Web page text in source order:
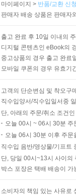
마이페이지 > 반품/교환 신
판매자 배송 상품은 판매자
출고 완료 후 10일 이내의
디지털 콘텐츠인 eBook의
중고상품의 경우 출고 완료
모바일 쿠폰의 경우 유효기
고객의 단순변심 및 착오구
직수입양서/직수입일서중
단, 아래의 주문/취소 조건
오늘 00시 ~ 06시 30분
오늘 06시 30분 이후 주
직수입 음반/영상물/기프트
단, 당일 00시~13시 사이의
박스 포장은 택배 배송이
소비자의 책임 있는 사유로